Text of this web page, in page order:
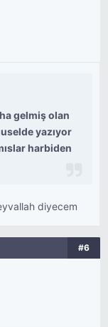
gelmiş olan
yazıyor
harbiden
diyecem
#6